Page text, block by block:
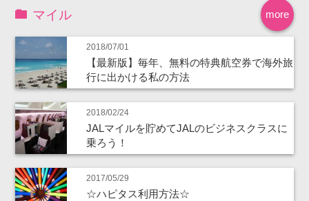
more
マイル
2018/07/01
【最新版】毎年、無料の特典航空券で海外旅
行に出かける私の方法
2018/02/24
JALマイルを貯めてJALのビジネスクラスに
乗ろう！
2017/05/29
☆ハピタス利用方法☆